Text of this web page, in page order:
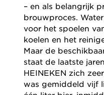
– en als belangrijk
brouwproces.
voor het spoelen
koelen en het
Maar de
staat de laatste
HEINEKEN zich
was gemiddeld vijf